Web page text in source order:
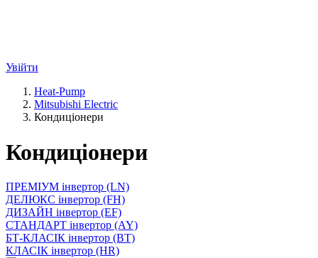
Увійти
Heat-Pump
Mitsubishi Electric
Кондиціонери
Кондиціонери
ПРЕМІУМ інвертор (LN)
ДЕЛЮКС інвертор (FH)
ДИЗАЙН інвертор (EF)
СТАНДАРТ інвертор (AY)
БТ-КЛАСІК інвертор (BT)
КЛАСІК інвертор (HR)